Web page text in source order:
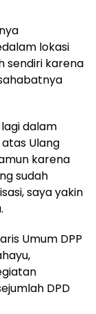
lokasi
sendiri karena
dalam
Ulang
karena
sudah
saya yakin
Umum DPP
DPD